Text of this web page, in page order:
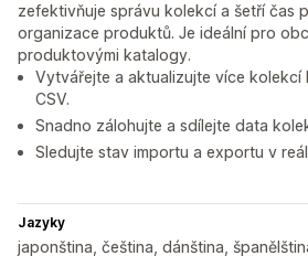
zefektivňuje správu kolekcí a šetří čas
organizace produktů. Je ideální pro
produktovými katalogy.
Vytvářejte a aktualizujte více kolekcí
CSV.
Snadno zálohujte a sdílejte data
Sledujte stav importu a exportu v
Jazyky
japonština, čeština, dánština,